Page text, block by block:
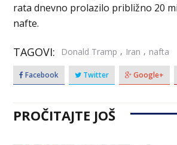
rata dnevno prolazilo približno 20
nafte.
TAGOVI: Donald Tramp , Iran , nafta
Facebook Twitter Google+
PROČITAJTE JOŠ